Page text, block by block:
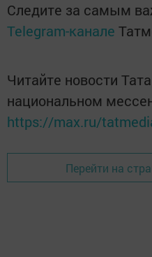
Следите за самым
Telegram-канале
Читайте новости
национальном
https://max.ru/
Перейти на